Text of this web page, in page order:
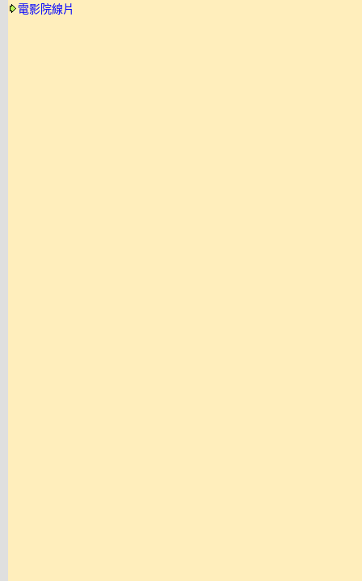
電影院線片